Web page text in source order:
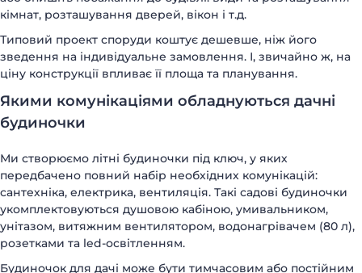
кімнат, розташування дверей, вікон і т.д.
Типовий проект споруди коштує дешевше, ніж його
зведення на індивідуальне замовлення. І, звичайно ж, на
ціну конструкції впливає її площа та планування.
Якими комунікаціями обладнуються дачні
будиночки
Ми створюємо літні будиночки під ключ, у яких
передбачено повний набір необхідних комунікацій:
сантехніка, електрика, вентиляція. Такі садові будиночки
укомплектовуються душовою кабіною, умивальником,
унітазом, витяжним вентилятором, водонагрівачем (80 л),
розетками та led-освітленням.
Будиночок для дачі може бути тимчасовим або постійним